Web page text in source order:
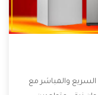
والمباشر مع